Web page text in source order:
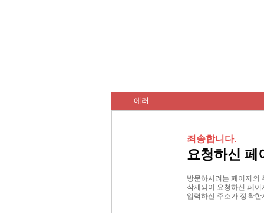
에러
죄송합니다.
요청하신 페
방문하시려는 페이지의
삭제되어 요청하신 페
입력하신 주소가 정확